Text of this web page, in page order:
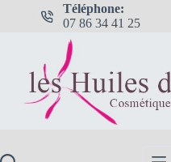
Téléphone:
07 86 34 41 25